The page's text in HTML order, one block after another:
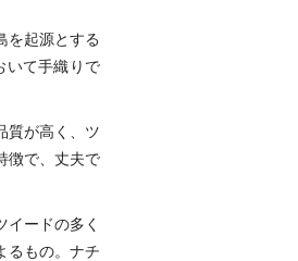
を起源とする
いて手織りで
質が高く、ツ
徴で、丈夫で
ードの多く
るもの。ナチ